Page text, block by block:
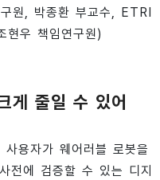
원, 박종환 부교수, ETRI
현우 책임연구원)
게 줄일 수 있어
용자가 웨어러블 로봇을
전에 검증할 수 있는 디지